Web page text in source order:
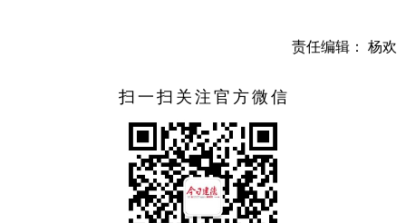
文化礼堂将陆续开展乒乓球、拔河、围棋、气排球等项目的
责任编辑： 杨欢
扫一扫关注官方微信